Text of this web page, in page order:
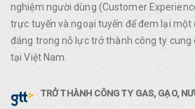
nghiệm người dùng (Customer
trực tuyến và ngoại tuyến để đem lại một
đáng trong nỗ lực trở thành công ty cung
tại Việt Nam.
TRỞ THÀNH CÔNG TY GAS, GẠO,